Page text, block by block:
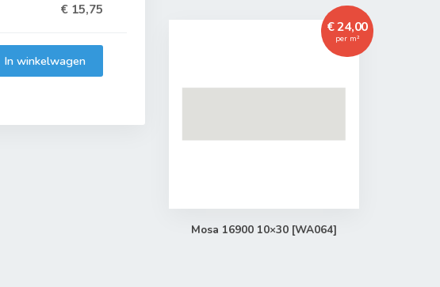
€ 15,75
In winkelwagen
Mosa 16900 10×30 [WA064]
€ 24,00
per m²